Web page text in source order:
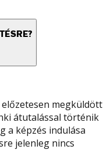
megküldött
átutalással történik
a képzés indulása
jelenleg nincs